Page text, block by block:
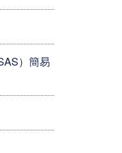
）簡易